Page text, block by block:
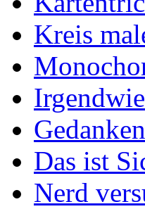
Kreis
Das ist
Nerd